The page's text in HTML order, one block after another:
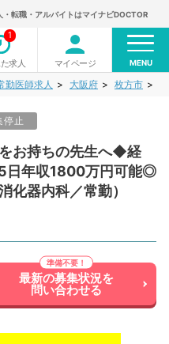
・転職・アルバイトはマイナビDOCTOR
求人
1
マイページ MENU
勤医師求人 大阪府 枚方市
停止
お持ちの先生へ◆経
日年収1800万円可能◎
化器内科／常勤）
最新の募集状況を
問い合わせる